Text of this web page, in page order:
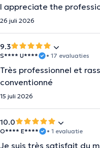
I appreciate the
26 juli 2026
9.3
S**** U**** • 17 evaluaties
Très professionnel et
conventionné
15 juli 2026
10.0
O**** E**** • 1 evaluatie
Je suis très satisfait du